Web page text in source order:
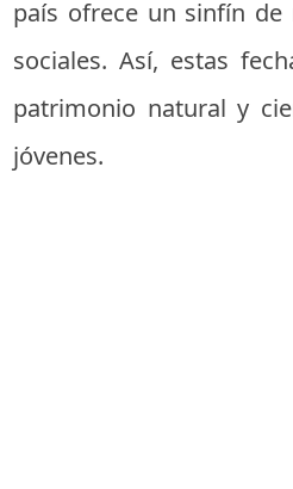
país ofrece un sinfín de
sociales. Así, estas
patrimonio natural y
jóvenes.